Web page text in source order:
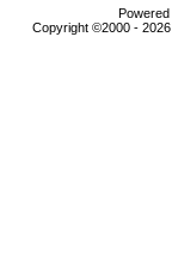
Copyright ©2000 -